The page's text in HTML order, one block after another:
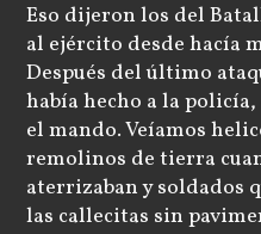
Eso dijeron los del
al ejército desde hacía
Después del último
había hecho a la
el mando. Veíamos
remolinos de tierra
aterrizaban y soldados
las callecitas sin